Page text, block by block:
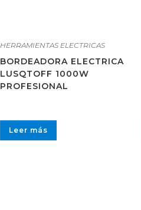
HERRAMIENTAS ELECTRICAS
BORDEADORA ELECTRICA
LUSQTOFF 1000W
PROFESIONAL
Leer más